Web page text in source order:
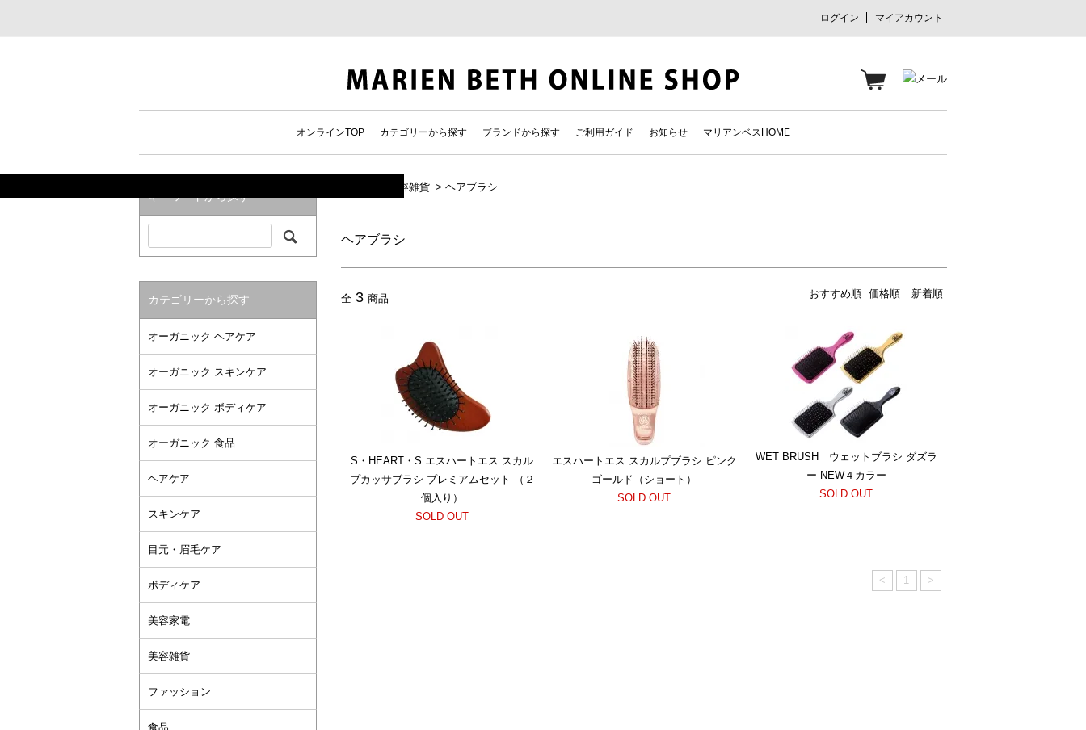
ログイン マイアカウント
オンラインTOP カテゴリーから探す ブランドから探す ご利用ガイド お知らせ マリアンベスHOME
美容雑貨 > ヘアブラシ
ヘアブラシ
全 3 商品 おすすめ順 価格順 新着順
S・HEART・S エスハートエス スカル
プカッサブラシ プレミアムセット （２
個入り）
SOLD OUT
エスハートエス スカルプブラシ ピンク
ゴールド（ショート）
SOLD OUT
WET BRUSH ウェットブラシ ダズラ
ー NEW４カラー
SOLD OUT
< 1 >
キーワードから探す
カテゴリーから探す
オーガニック ヘアケア
オーガニック スキンケア
オーガニック ボディケア
オーガニック 食品
ヘアケア
スキンケア
目元・眉毛ケア
ボディケア
美容家電
美容雑貨
ファッション
食品